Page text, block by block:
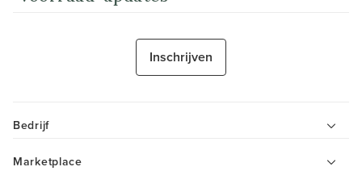
Inschrijven
Bedrijf
Marketplace